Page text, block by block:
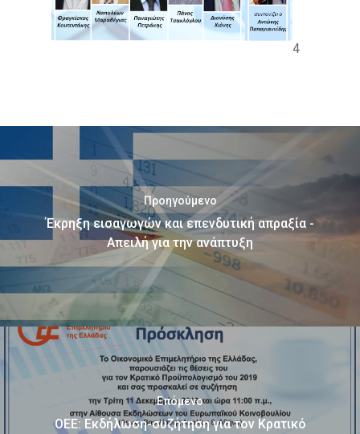
4
Προηγούμενο
Έκρηξη εισαγωγών και επενδυτική απραξία -
Απειλή για την ανάπτυξη
Επόμενο
ΟΕΕ: Εκδήλωση-συζήτηση για τον Κρατικό